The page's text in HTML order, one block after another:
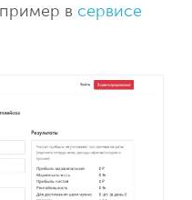
в сервисе